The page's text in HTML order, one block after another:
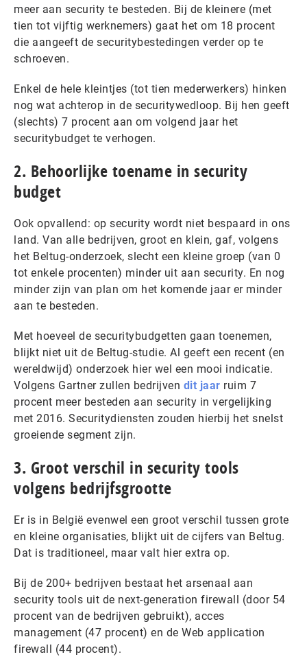
meer aan security te besteden. Bij de kleinere (met
tien tot vijftig werknemers) gaat het om 18 procent
die aangeeft de securitybestedingen verder op te
schroeven.
Enkel de hele kleintjes (tot tien mederwerkers) hinken
nog wat achterop in de securitywedloop. Bij hen geeft
(slechts) 7 procent aan om volgend jaar het
securitybudget te verhogen.
2. Behoorlijke toename in security
budget
Ook opvallend: op security wordt niet bespaard in ons
land. Van alle bedrijven, groot en klein, gaf, volgens
het Beltug-onderzoek, slecht een kleine groep (van 0
tot enkele procenten) minder uit aan security. En nog
minder zijn van plan om het komende jaar er minder
aan te besteden.
Met hoeveel de securitybudgetten gaan toenemen,
blijkt niet uit de Beltug-studie. Al geeft een recent (en
wereldwijd) onderzoek hier wel een mooi indicatie.
Volgens Gartner zullen bedrijven dit jaar ruim 7
procent meer besteden aan security in vergelijking
met 2016. Securitydiensten zouden hierbij het snelst
groeiende segment zijn.
3. Groot verschil in security tools
volgens bedrijfsgrootte
Er is in België evenwel een groot verschil tussen grote
en kleine organisaties, blijkt uit de cijfers van Beltug.
Dat is traditioneel, maar valt hier extra op.
Bij de 200+ bedrijven bestaat het arsenaal aan
security tools uit de next-generation firewall (door 54
procent van de bedrijven gebruikt), acces
management (47 procent) en de Web application
firewall (44 procent).